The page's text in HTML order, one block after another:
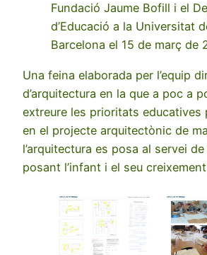
Fundació Jaume Bofill i el
d’Educació a la Universitat
Barcelona el 15 de març de
Una feina elaborada per l’equip
d’arquitectura en la que a poc a
extreure les prioritats educatives
en el projecte arquitectònic de
l’arquitectura es posa al servei de
posant l’infant i el seu